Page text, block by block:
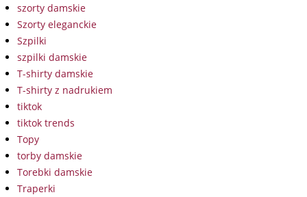
szorty damskie
Szorty eleganckie
Szpilki
szpilki damskie
T-shirty damskie
T-shirty z nadrukiem
tiktok
tiktok trends
Topy
torby damskie
Torebki damskie
Traperki